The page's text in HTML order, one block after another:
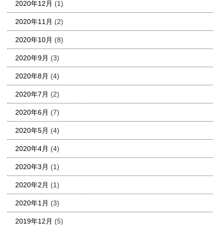
2020年12月 (1)
2020年11月 (2)
2020年10月 (8)
2020年9月 (3)
2020年8月 (4)
2020年7月 (2)
2020年6月 (7)
2020年5月 (4)
2020年4月 (4)
2020年3月 (1)
2020年2月 (1)
2020年1月 (3)
2019年12月 (5)